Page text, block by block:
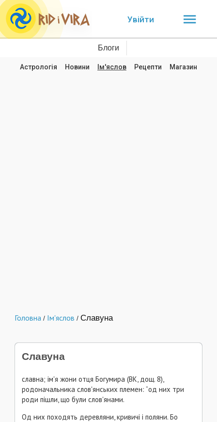
Увійти
Блоги
Астрологія Новини Ім'яслов Рецепти Магазин
Головна / Ім'яслов / Славуна
Славуна
славна; ім'я жони отця Богумира (ВК, дощ. 8),
родоначальника слов'янських племен: “од них три
роди пішли, що були слов'янами.
Од них походять деревляни, кривичі і поляни. Бо